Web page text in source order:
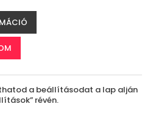
a beállításodat a lap alján
révén.